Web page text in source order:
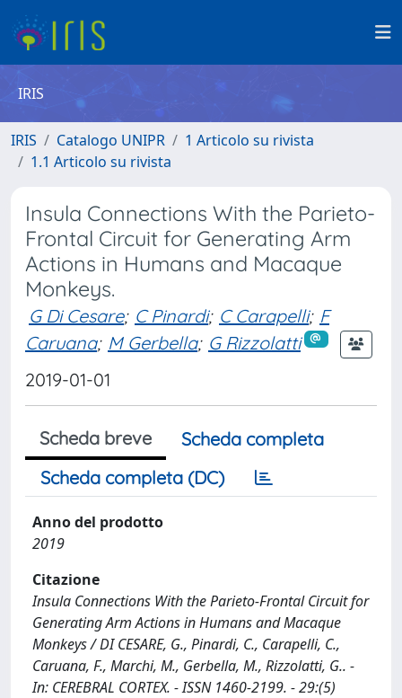
IRIS
IRIS Catalogo UNIPR
1 Articolo su rivista
1.1 Articolo su rivista
Insula Connections With the Parieto-
Frontal Circuit for Generating Arm
Actions in Humans and Macaque
Monkeys.
G Di Cesare; C Pinardi; C Carapelli; F
Caruana; M Gerbella; G Rizzolatti
2019-01-01
Scheda breve
Scheda completa
Scheda completa (DC)
Anno del prodotto
2019
Citazione
Insula Connections With the Parieto-Frontal Circuit for
Generating Arm Actions in Humans and Macaque
Monkeys / DI CESARE, G., Pinardi, C., Carapelli, C.,
Caruana, F., Marchi, M., Gerbella, M., Rizzolatti, G.. -
In: CEREBRAL CORTEX. - ISSN 1460-2199. - 29:(5)